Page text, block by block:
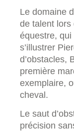
Le domaine
de talent lors
équestre,
s’illustrer
d’obstacles,
première
exemplaire,
cheval.
Le saut
précision